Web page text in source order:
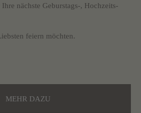
nächste Geburstags-, Hochzeits-
feiern möchten.
MEHR DAZU